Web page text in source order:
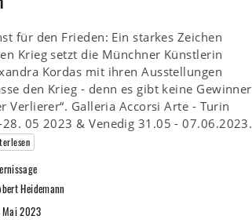
für den Frieden: Ein starkes Zeichen
Krieg setzt die Münchner Künstlerin
Kordas mit ihren Ausstellungen
den Krieg - denn es gibt keine Gewinner
Verlierer“. Galleria Accorsi Arte - Turin
28. 05 2023 & Venedig 31.05 - 07.06.2023.
Heidemann
Mai 2023